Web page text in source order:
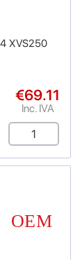
XVS250
€69.11
Inc. IVA